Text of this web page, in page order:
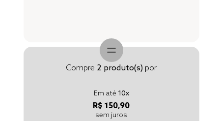
Compre 2 produto(s) por
Em até 10x
R$ 150,90
sem juros